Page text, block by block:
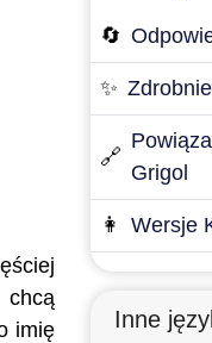
chcą
imię
🔄
✨
🔗
Grigol
👩 Wersje
Inne